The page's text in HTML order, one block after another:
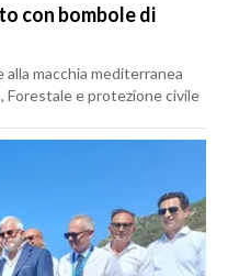
con bombole di
macchia mediterranea
Forestale e protezione civile